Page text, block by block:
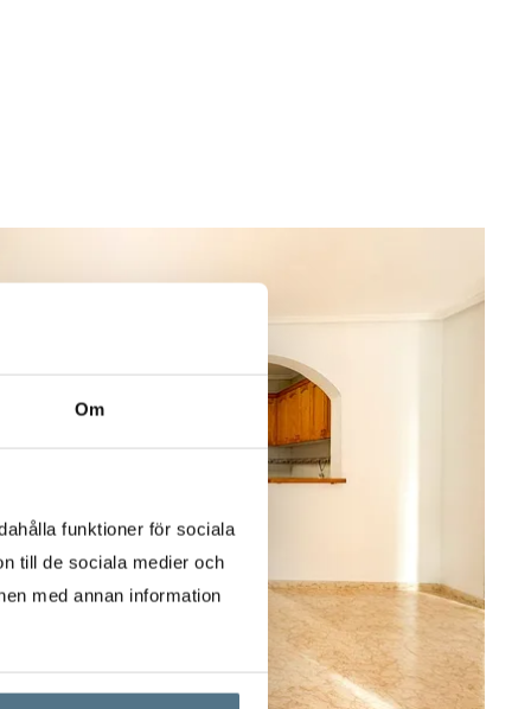
Om
funktioner för sociala
till de sociala medier och
med annan information